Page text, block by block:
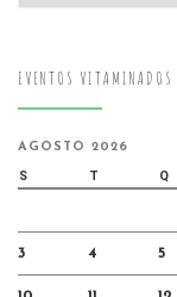
EVENTOS VITAMINADOS
AGOSTO 2026
S T Q
3 4 5